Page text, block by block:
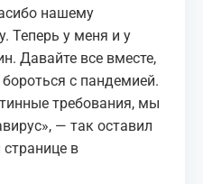
нашему
Теперь у меня и у
Давайте все вместе,
с пандемией.
требования, мы
— так оставил
в